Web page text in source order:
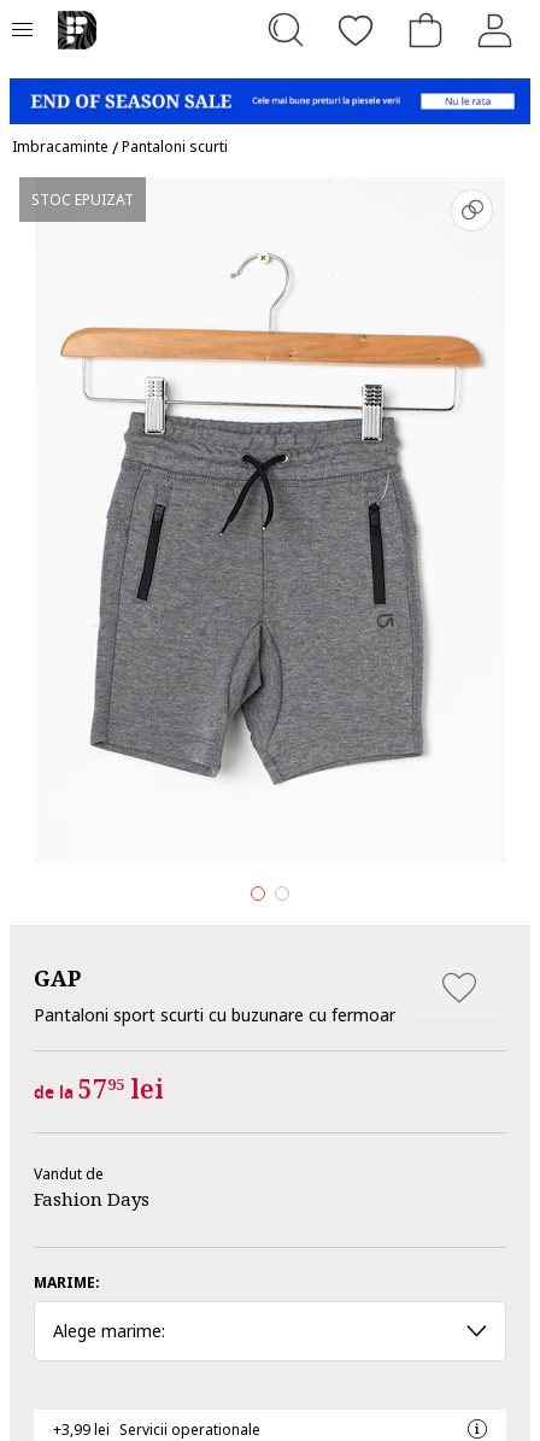
Imbracaminte /Pantaloni scurti
STOC EPUIZAT
GAP
Pantaloni sport scurti cu buzunare cu fermoar
de la5795 lei
Vandut de
Fashion Days
MARIME:
Alege marime:
+3,99 lei Servicii operationale